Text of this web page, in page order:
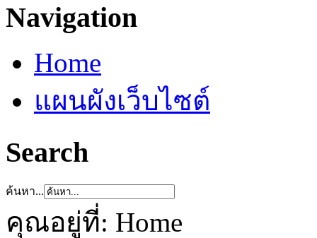
Navigation
Home
แผนผังเว็บไซต์
Search
ค้นหา...
คุณอยู่ที่: Home